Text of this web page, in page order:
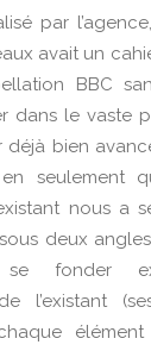
par
avait un
BBC
dans le vaste
déjà bien
seulement
nous a
deux
fonder
l’existant
élément